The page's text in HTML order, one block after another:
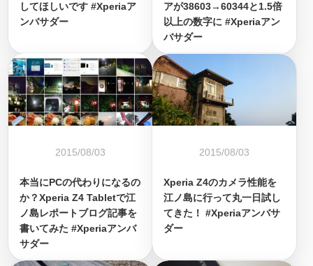
してほしいです #Xperiaア
ンバサダー
アが38603→60344と1.5倍
以上の数字に #Xperiaアン
バサダー
2015/08/03
本当にPCの代わりになるの
か？Xperia Z4 Tabletで江
ノ島レポートブログ記事を
書いてみた #Xperiaアンバ
サダー
2015/08/03
Xperia Z4のカメラ性能を
江ノ島に行って丸一日試し
てきた！ #Xperiaアンバサ
ダー